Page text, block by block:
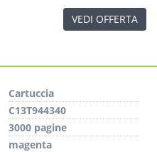
VEDI OFFERTA
Cartuccia
C13T944340
3000 pagine
magenta